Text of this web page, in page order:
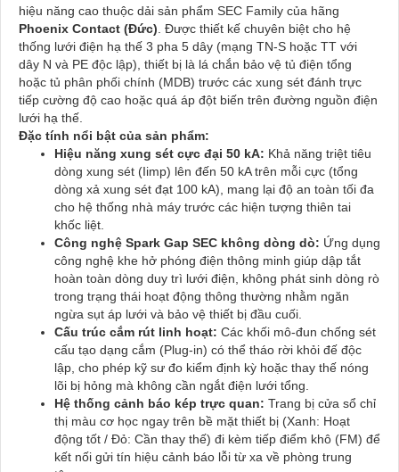
hiệu năng cao thuộc dải sản phẩm SEC Family của hãng
Phoenix Contact (Đức) . Được thiết kế chuyên biệt cho hệ
thống lưới điện hạ thế 3 pha 5 dây (mạng TN-S hoặc TT với
dây N và PE độc lập), thiết bị là lá chắn bảo vệ tủ điện tổng
hoặc tủ phân phối chính (MDB) trước các xung sét đánh trực
tiếp cường độ cao hoặc quá áp đột biến trên đường nguồn điện
lưới hạ thế.
Đặc tính nổi bật của sản phẩm:
Hiệu năng xung sét cực đại 50 kA: Khả năng triệt tiêu
dòng xung sét (Iimp) lên đến 50 kA trên mỗi cực (tổng
dòng xả xung sét đạt 100 kA), mang lại độ an toàn tối đa
cho hệ thống nhà máy trước các hiện tượng thiên tai
khốc liệt.
Công nghệ Spark Gap SEC không dòng dò: Ứng dụng
công nghệ khe hở phóng điện thông minh giúp dập tắt
hoàn toàn dòng duy trì lưới điện, không phát sinh dòng rò
trong trạng thái hoạt động thông thường nhằm ngăn
ngừa sụt áp lưới và bảo vệ thiết bị đầu cuối.
Cấu trúc cắm rút linh hoạt: Các khối mô-đun chống sét
cấu tạo dạng cắm (Plug-in) có thể tháo rời khỏi đế độc
lập, cho phép kỹ sư đo kiểm định kỳ hoặc thay thế nóng
lõi bị hỏng mà không cần ngắt điện lưới tổng.
Hệ thống cảnh báo kép trực quan: Trang bị cửa sổ chỉ
thị màu cơ học ngay trên bề mặt thiết bị (Xanh: Hoạt
động tốt / Đỏ: Cần thay thế) đi kèm tiếp điểm khô (FM) để
kết nối gửi tín hiệu cảnh báo lỗi từ xa về phòng trung